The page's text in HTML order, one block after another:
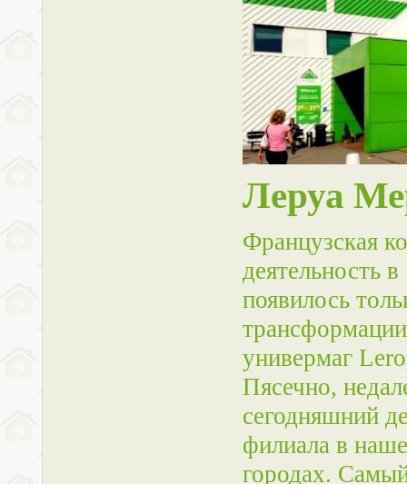
Леруа
Французская
деятельность
появилось
универмаг
Пясечно,
сегодняшний
филиала в
городах.